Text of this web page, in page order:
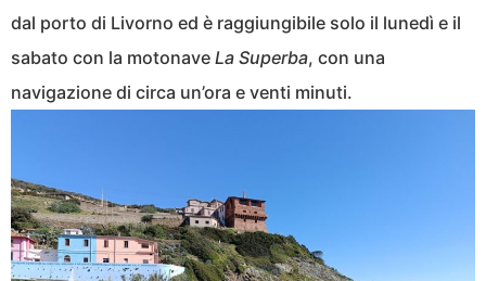
dal porto di Livorno ed è raggiungibile solo il lunedì e il
sabato con la motonave La Superba, con una
navigazione di circa un’ora e venti minuti.